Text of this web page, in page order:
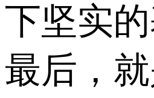
下坚实的
最后，